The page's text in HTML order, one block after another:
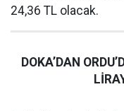
24,36 TL olacak.
DOKA’DAN